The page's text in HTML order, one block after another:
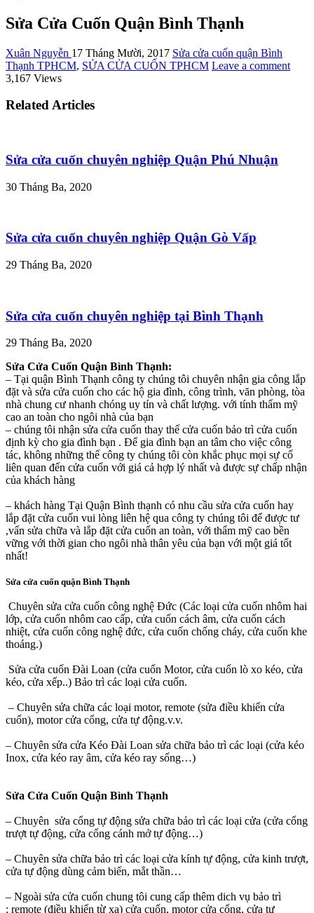
Sửa Cửa Cuốn Quận Bình Thạnh
Xuân Nguyễn 17 Tháng Mười, 2017 Sửa cửa cuốn quận Bình
Thạnh TPHCM, SỬA CỬA CUỐN TPHCM Leave a comment
3,167 Views
Related Articles
Sửa cửa cuốn chuyên nghiệp Quận Phú Nhuận
30 Tháng Ba, 2020
Sửa cửa cuốn chuyên nghiệp Quận Gò Vấp
29 Tháng Ba, 2020
Sửa cửa cuốn chuyên nghiệp tại Bình Thạnh
29 Tháng Ba, 2020
Sửa Cửa Cuốn Quận Bình Thạnh:
– Tại quận Bình Thạnh công ty chúng tôi chuyên nhận gia công lắp
đặt và sửa cửa cuốn cho các hộ gia đình, công trình, văn phòng, tòa
nhà chung cư nhanh chóng uy tín và chất lượng. với tính thẩm mỹ
cao an toàn cho ngôi nhà của bạn
– chúng tôi nhận sửa cửa cuốn thay thế cửa cuốn bảo trì cửa cuốn
định kỳ cho gia đình bạn . Để gia đình bạn an tâm cho việc công
tác, không những thế công ty chúng tôi còn khắc phục mọi sự cố
liên quan đến cửa cuốn với giá cả hợp lý nhất và được sự chấp nhận
của khách hàng
– khách hàng Tại Quận Bình thạnh có nhu cầu sửa cửa cuốn hay
lắp đặt cửa cuốn vui lòng liên hệ qua công ty chúng tôi để được tư
,vấn sửa chữa và lắp đặt cửa cuốn an toàn, với thẩm mỹ cao bền
vững với thời gian cho ngôi nhà thân yêu của bạn với một giá tốt
nhất!
Sửa cửa cuốn quận Bình Thạnh
Chuyên sửa cửa cuốn công nghệ Đức (Các loại cửa cuốn nhôm hai
lớp, cửa cuốn nhôm cao cấp, cửa cuốn cách âm, cửa cuốn cách
nhiệt, cửa cuốn công nghệ đức, cửa cuốn chống cháy, cửa cuốn khe
thoáng.)
Sửa cửa cuốn Đài Loan (cửa cuốn Motor, cửa cuốn lò xo kéo, cửa
kéo, cửa xếp..) Bảo trì các loại cửa cuốn.
– Chuyên sửa chữa các loại motor, remote (sửa điều khiển cửa
cuốn), motor cửa cổng, cửa tự động.v.v.
– Chuyên sửa cửa Kéo Đài Loan sửa chữa bảo trì các loại (cửa kéo
Inox, cửa kéo ray âm, cửa kéo ray sống…)
Sửa Cửa Cuốn Quận Bình Thạnh
– Chuyên sửa cổng tự động sửa chữa bảo trì các loại cửa (cửa cổng
trượt tự động, cửa cổng cánh mở tự động…)
– Chuyên sửa chữa bảo trì các loại cửa kính tự động, cửa kinh trượt,
cửa tự động dùng cảm biến, mắt thần…
– Ngoài sửa cửa cuốn chung tôi cung cấp thêm dich vụ bảo trì
: remote (điều khiển từ xa) cửa cuốn, motor cửa cổng, cửa tự